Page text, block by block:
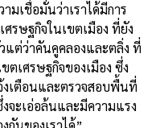
มเชื่อมั่นว่าเราได้มีการ
รษฐกิจในเขตเมือง ที่ยัง
แต่ว่าคันคูคลองและตลิ่ง ที่
ตเศรษฐกิจของเมือง ซึ่ง
เตือนและตรวจสอบพื้นที่
ะเอ่อล้นและมีความแรง